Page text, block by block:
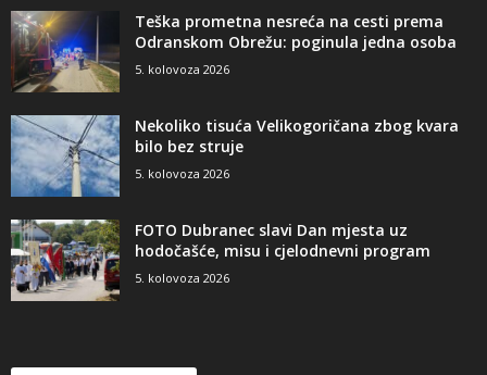
Teška prometna nesreća na cesti prema
Odranskom Obrežu: poginula jedna osoba
5. kolovoza 2026
Nekoliko tisuća Velikogoričana zbog kvara
bilo bez struje
5. kolovoza 2026
FOTO Dubranec slavi Dan mjesta uz
hodočašće, misu i cjelodnevni program
5. kolovoza 2026